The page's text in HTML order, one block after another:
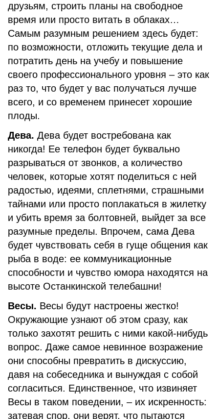
друзьям, строить планы на свободное
время или просто витать в облаках…
Самым разумным решением здесь будет:
по возможности, отложить текущие дела и
потратить день на учебу и повышение
своего профессионального уровня – это как
раз то, что будет у вас получаться лучше
всего, и со временем принесет хорошие
плоды.
Дева. Дева будет востребована как
никогда! Ее телефон будет буквально
разрываться от звонков, а количество
человек, которые хотят поделиться с ней
радостью, идеями, сплетнями, страшными
тайнами или просто поплакаться в жилетку
и убить время за болтовней, выйдет за все
разумные пределы. Впрочем, сама Дева
будет чувствовать себя в гуще общения как
рыба в воде: ее коммуникационные
способности и чувство юмора находятся на
высоте Останкинской телебашни!
Весы. Весы будут настроены жестко!
Окружающие узнают об этом сразу, как
только захотят решить с ними какой-нибудь
вопрос. Даже самое невинное возражение
они способны превратить в дискуссию,
давя на собеседника и вынуждая с собой
согласиться. Единственное, что извиняет
Весы в таком поведении, – их искренность:
затевая спор, они верят, что пытаются